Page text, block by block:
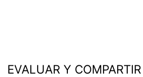
EVALUAR Y COMPARTIR